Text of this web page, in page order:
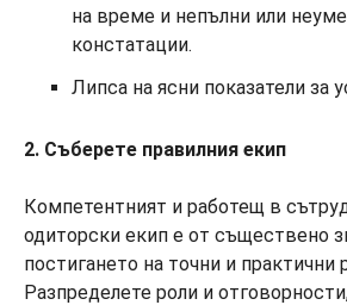
на време и непълни или
констатации.
Липса на ясни показатели за
2. Съберете правилния екип
Компетентният и работещ в
одиторски екип е от съществено
постигането на точни и практични
Разпределете роли и